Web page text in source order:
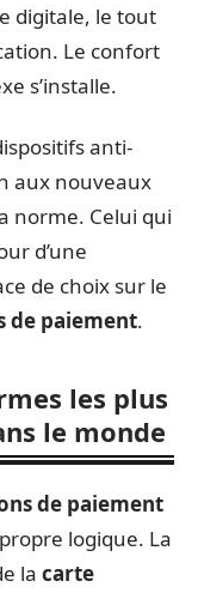
digitale, le tout
Le confort
s’installe.
anti-
aux nouveaux
norme. Celui qui
d’une
de choix sur le
de paiement.
les plus
le monde
de paiement
logique. La
la carte